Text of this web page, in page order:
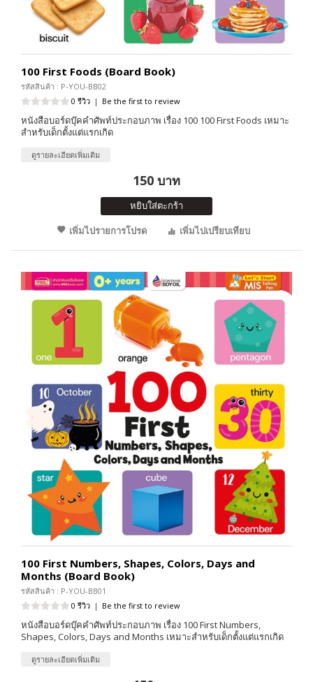
100 First Foods (Board Book)
รหัสสินค้า : P-YOU-BB02
0 รีวิว | Be the first to review
หนังสือบอร์ดบุ๊คคำศัพท์ประกอบภาพ เรื่อง 100 100 First Foods เหมาะ
สำหรับเด็กตั้งแต่แรกเกิด
ดูรายละเอียดเพิ่มเติม
150 บาท
หยิบใส่ตะกร้า
เพิ่มไปรายการโปรด
เพิ่มไปเปรียบเทียบ
100 First Numbers, Shapes, Colors, Days and
Months (Board Book)
รหัสสินค้า : P-YOU-BB01
0 รีวิว | Be the first to review
หนังสือบอร์ดบุ๊คคำศัพท์ประกอบภาพ เรื่อง 100 First Numbers,
Shapes, Colors, Days and Months เหมาะสำหรับเด็กตั้งแต่แรกเกิด
ดูรายละเอียดเพิ่มเติม